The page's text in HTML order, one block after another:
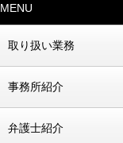
MENU
取り扱い業務
事務所紹介
弁護士紹介